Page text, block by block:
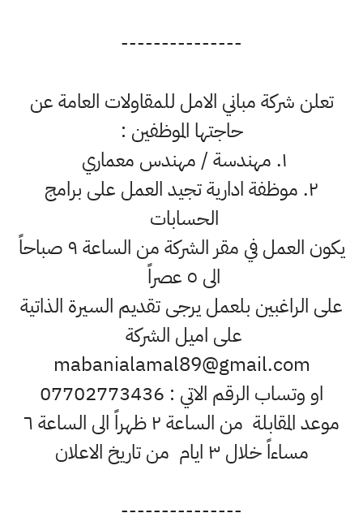
---------------
تعلن شركة مباني الامل للمقاولات العامة عن
حاجتها الموظفين :
١. مهندسة / مهندس معماري
٢. موظفة ادارية تجيد العمل على برامج
الحسابات
يكون العمل في مقر الشركة من الساعة ٩ صباحاً
الى ٥ عصراً
على الراغبين بلعمل يرجى تقديم السيرة الذاتية
على اميل الشركة
mabanialamal89@gmail.com
او وتساب الرقم الاتي : 07702773436
موعد المقابلة من الساعة ٢ ظهراً الى الساعة ٦
مساءاً خلال ٣ ايام من تاريخ الاعلان
---------------